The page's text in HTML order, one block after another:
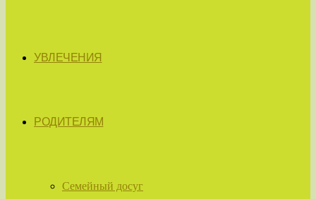
УВЛЕЧЕНИЯ
РОДИТЕЛЯМ
Семейный досуг